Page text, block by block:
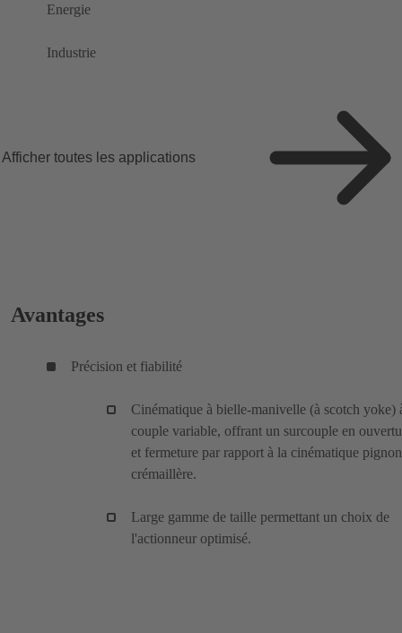
Energie
Industrie
Afficher toutes les applications
Avantages
Précision et fiabilité
Cinématique à bielle-manivelle (à scotch yoke)
couple variable, offrant un surcouple en
et fermeture par rapport à la cinématique
crémaillère.
Large gamme de taille permettant un choix de
l'actionneur optimisé.